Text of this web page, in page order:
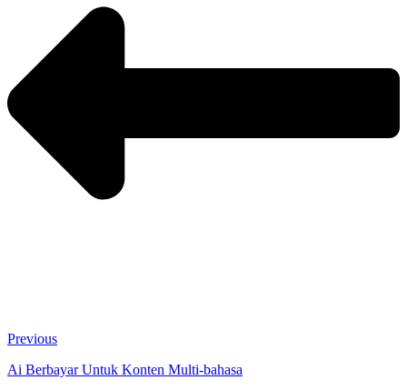
Previous
Ai Berbayar Untuk Konten Multi-bahasa